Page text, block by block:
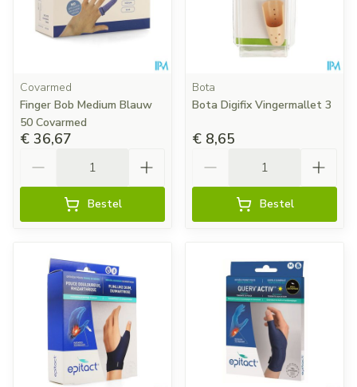
Covarmed
Finger Bob Medium Blauw
50 Covarmed
€ 36,67
Bestel
Bota
Bota Digifix Vingermallet 3
€ 8,65
Bestel